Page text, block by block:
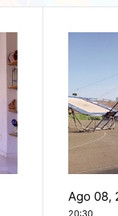
Ago 08,
20:30